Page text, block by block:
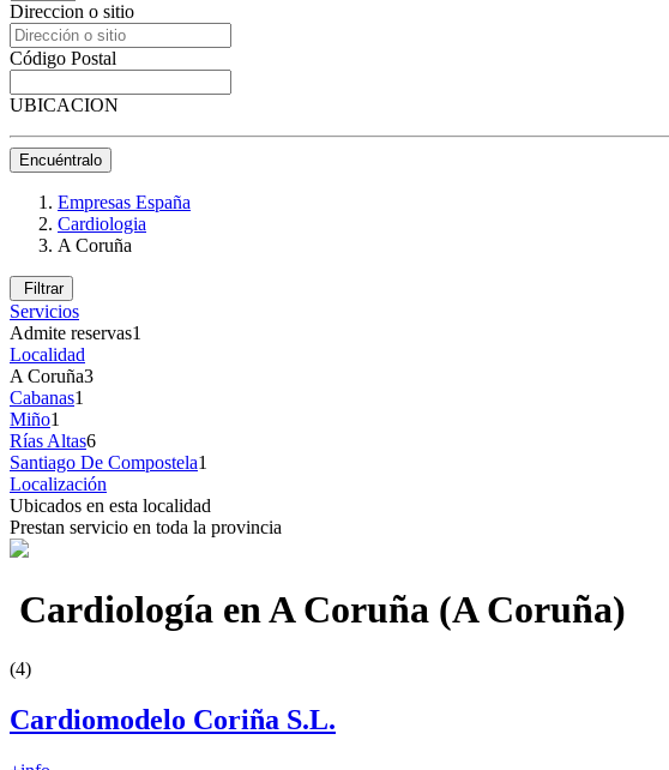
Direccion o sitio
Código Postal
UBICACION
Encuéntralo
Empresas España
Cardiologia
A Coruña
Filtrar
Servicios
Admite reservas1
Localidad
A Coruña3
Cabanas1
Miño1
Rías Altas6
Santiago De Compostela1
Localización
Ubicados en esta localidad
Prestan servicio en toda la provincia
Cardiología en A Coruña (A Coruña)
(4)
Cardiomodelo Coriña S.L.